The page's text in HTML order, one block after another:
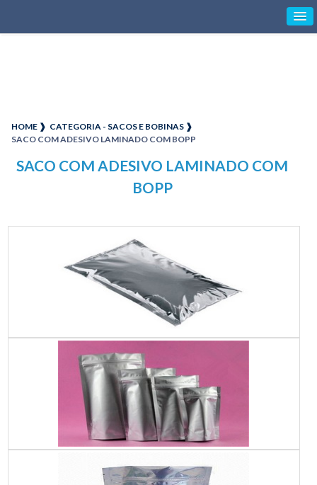
HOME ❱ CATEGORIA - SACOS E BOBINAS ❱
SACO COM ADESIVO LAMINADO COM BOPP
SACO COM ADESIVO LAMINADO COM
BOPP